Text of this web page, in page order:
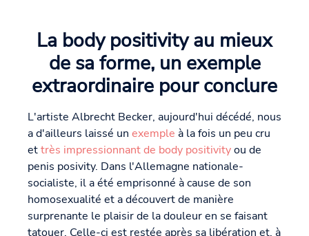
La body positivity au mieux
de sa forme, un exemple
extraordinaire pour conclure
L'artiste Albrecht Becker, aujourd'hui décédé, nous
a d'ailleurs laissé un exemple à la fois un peu cru
ettrès impressionnant de body positivityou de
penis posivity. Dans l'Allemagne nationale-
socialiste, il a été emprisonné à cause de son
homosexualité et a découvert de manière
surprenante le plaisir de la douleur en se faisant
tatouer. Celle-ci est restée après sa libération et, à